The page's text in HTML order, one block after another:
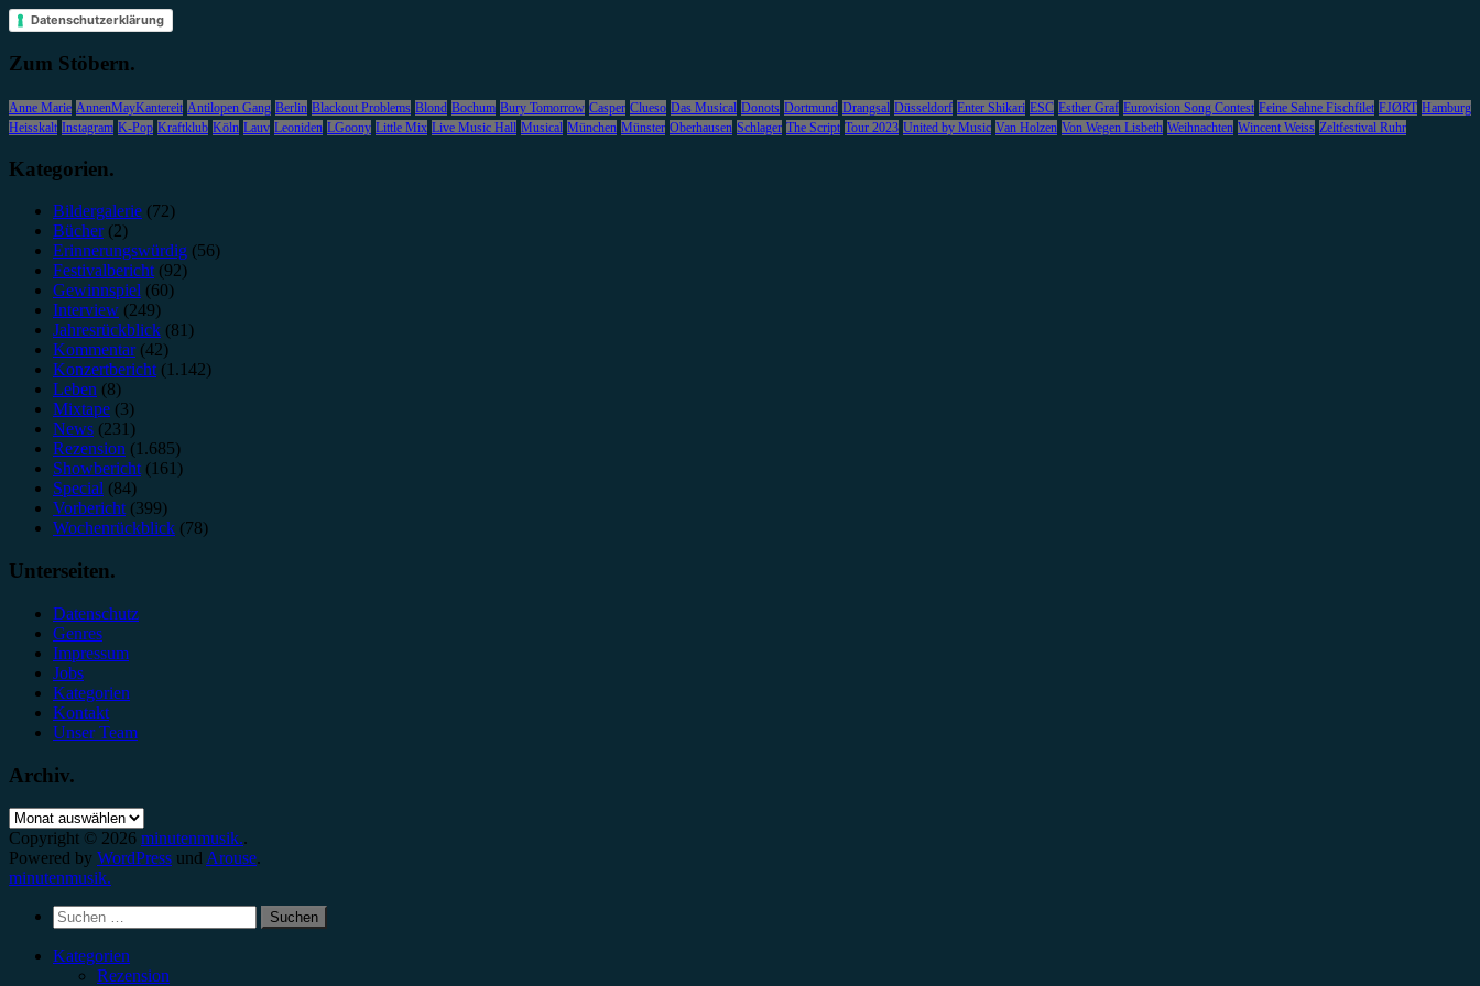
Datenschutzerklärung
Zum Stöbern.
Anne Marie AnnenMayKantereit Antilopen Gang Berlin Blackout Problems Blond Bochum Bury Tomorrow Casper Clueso Das Musical Donots Dortmund Drangsal Düsseldorf Enter Shikari ESC Esther Graf Eurovision Song Contest Feine Sahne Fischfilet FJØRT Hamburg
Heisskalt Instagram K-Pop Kraftklub Köln Lauv Leoniden LGoony Little Mix Live Music Hall Musical München Münster Oberhausen Schlager The Script Tour 2023 United by Music Van Holzen Von Wegen Lisbeth Weihnachten Wincent Weiss Zeltfestival Ruhr
Kategorien.
Bildergalerie (72)
Bücher(2)
Erinnerungswürdig (56)
Festivalbericht(92)
Gewinnspiel (60)
Interview (249)
Jahresrückblick (81)
Kommentar(42)
Konzertbericht(1.142)
Leben (8)
Mixtape (3)
News (231)
Rezension (1.685)
Showbericht(161)
Special (84)
Vorbericht(399)
Wochenrückblick (78)
Unterseiten.
Datenschutz
Genres
Impressum
Jobs
Kategorien
Kontakt
Unser Team
Archiv.
Archiv.
Copyright © 2026 minutenmusik..
Powered by WordPress und Arouse.
minutenmusik.
Suchen
nach:
Kategorien
Rezension